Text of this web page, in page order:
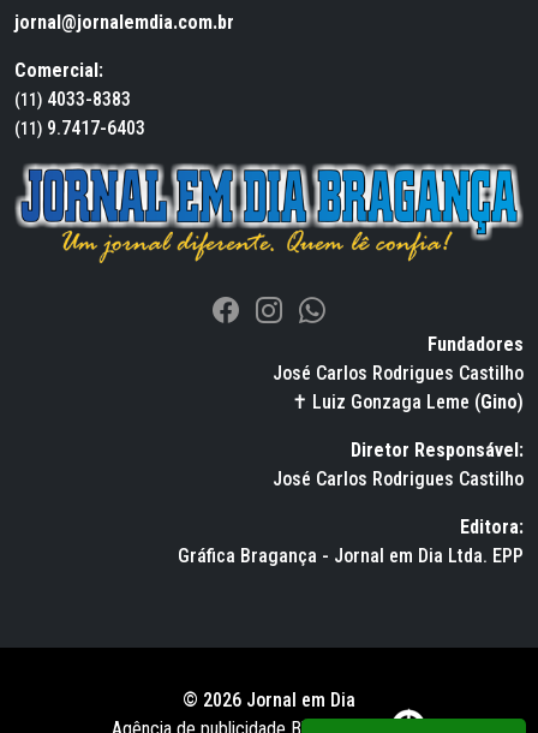
jornal@jornalemdia.com.br
Comercial:
(11) 4033-8383
(11) 9.7417-6403
Fundadores
José Carlos Rodrigues Castilho
✝ Luiz Gonzaga Leme (Gino)
Diretor Responsável:
José Carlos Rodrigues Castilho
Editora:
Gráfica Bragança - Jornal em Dia Ltda. EPP
© 2026 Jornal em Dia